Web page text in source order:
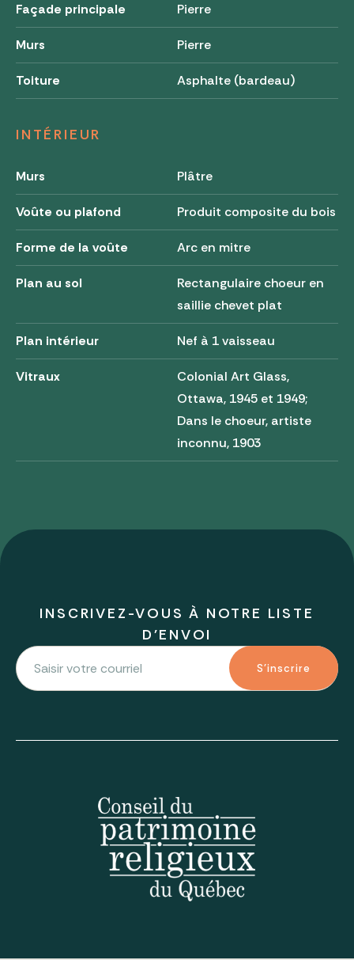
Façade principale Pierre
Murs Pierre
Toiture Asphalte (bardeau)
INTÉRIEUR
Murs Plâtre
Voûte ou plafond Produit composite du bois
Forme de la voûte Arc en mitre
Plan au sol
Rectangulaire choeur en
saillie chevet plat
Plan intérieur Nef à 1 vaisseau
Vitraux
Colonial Art Glass,
Ottawa, 1945 et 1949;
Dans le choeur, artiste
inconnu, 1903
INSCRIVEZ-VOUS À NOTRE LISTE
D'ENVOI
S'inscrire